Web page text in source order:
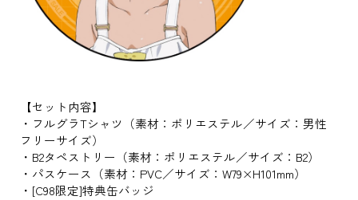
【セット内容】
・フルグラTシャツ（素材：ポリエステル／サイズ：男性
フリーサイズ）
・B2タペストリー（素材：ポリエステル／サイズ：B2）
・パスケース（素材：PVC／サイズ：W79×H101mm）
・[C98限定]特典缶バッジ